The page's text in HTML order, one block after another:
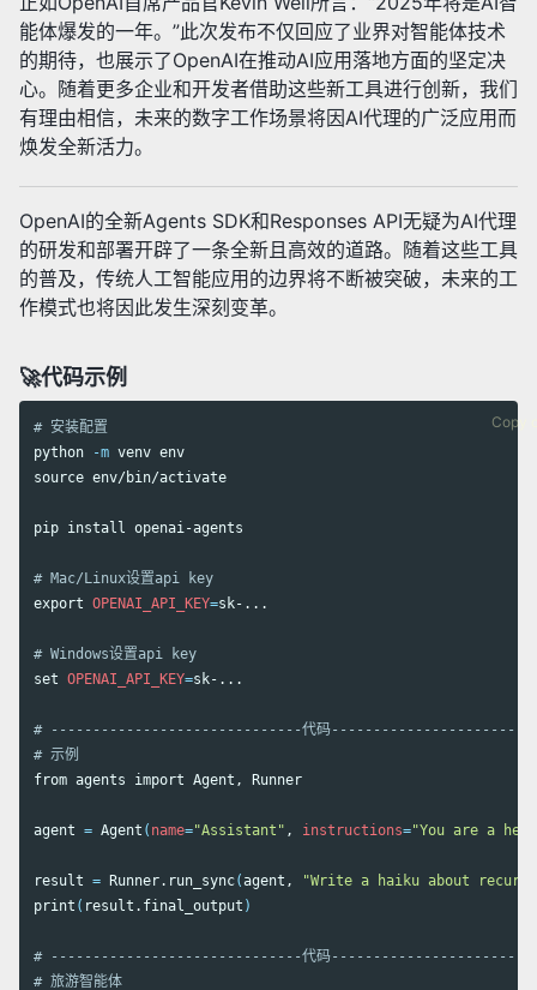
能体爆发的一年。”此次发布不仅回应了业界对智能体技术
的期待，也展示了OpenAI在推动AI应用落地方面的坚定决
心。随着更多企业和开发者借助这些新工具进行创新，我们
有理由相信，未来的数字工作场景将因AI代理的广泛应用而
焕发全新活力。
OpenAI的全新Agents SDK和Responses API无疑为AI代理
的研发和部署开辟了一条全新且高效的道路。随着这些工具
的普及，传统人工智能应用的边界将不断被突破，未来的工
作模式也将因此发生深刻变革。
🚀代码示例
Copy
# 安装配置
python
-m venv env
source env/bin/activate
pip install openai-agents
# Mac/Linux设置api key
export OPENAI_API_KEY=sk-...
# Windows设置api key
set OPENAI_API_KEY=sk-...
# ------------------------------代码
# 示例
from agents import Agent, Runner
agent = Agent ( name="Assistant" , instructions="You are a
result = Runner.run_sync(agent,
"Write a haiku about
print ( result.final_output )
# ------------------------------代码
# 旅游智能体